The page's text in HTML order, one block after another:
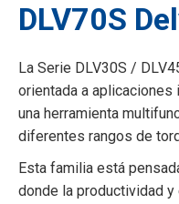
DLV70S
La Serie DLV30S /
orientada a
una herramienta
diferentes rangos de
Esta familia está
donde la productividad